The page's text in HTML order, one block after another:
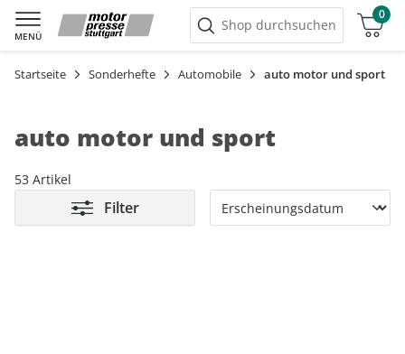
MENÜ
Shop durchsuchen
0
Warenkorb
Startseite Sonderhefte Automobile auto motor und sport
auto motor und sport
53 Artikel
Filter